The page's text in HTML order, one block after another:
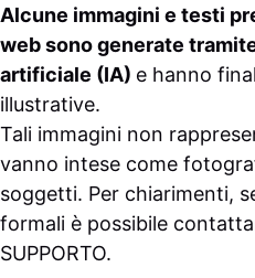
Alcune immagini e testi
web sono generate
artificiale (IA) e hanno
illustrative.
Tali immagini non
vanno intese come
soggetti. Per chiarimenti,
formali è possibile
SUPPORTO.